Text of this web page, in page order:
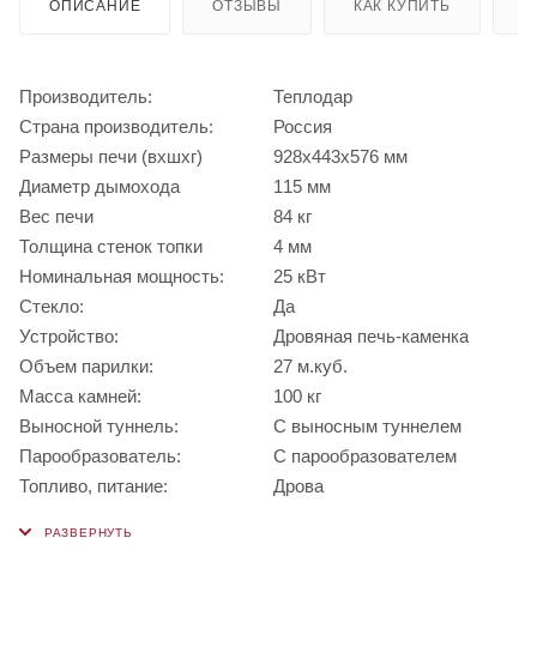
ОПИСАНИЕ ОТЗЫВЫ КАК КУПИТЬ
Производитель:
Теплодар
Страна производитель:
Россия
Размеры печи (вхшхг)
928х443х576 мм
Диаметр дымохода
115 мм
Вес печи
84 кг
Толщина стенок топки
4 мм
Номинальная мощность:
25 кВт
Стекло:
Да
Устройство:
Дровяная печь-каменка
Объем парилки:
27 м.куб.
Масса камней:
100 кг
Выносной туннель:
С выносным туннелем
Парообразователь:
С парообразователем
Топливо, питание:
Дрова